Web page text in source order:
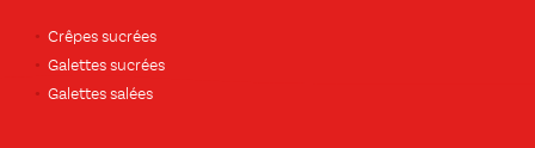
Crêpes sucrées
Galettes sucrées
Galettes salées